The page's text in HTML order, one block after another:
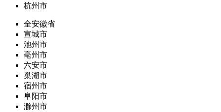
杭州市
全安徽省
宣城市
池州市
亳州市
六安市
巢湖市
宿州市
阜阳市
滁州市